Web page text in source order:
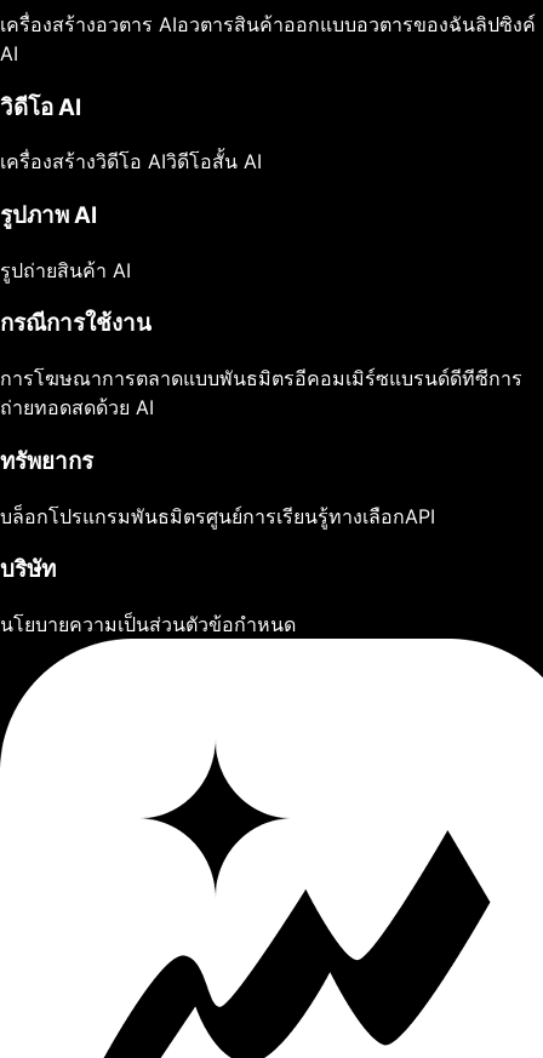
เครื่องสร้างอวตาร AIอวตารสินค้าออกแบบอวตารของฉันลิปซิงค์
AI
วิดีโอ AI
เครื่องสร้างวิดีโอ AIวิดีโอสั้น AI
รูปภาพ AI
รูปถ่ายสินค้า AI
กรณีการใช้งาน
การโฆษณาการตลาดแบบพันธมิตรอีคอมเมิร์ซแบรนด์ดีทีซีการ
ถ่ายทอดสดด้วย AI
ทรัพยากร
บล็อกโปรแกรมพันธมิตรศูนย์การเรียนรู้ทางเลือกAPI
บริษัท
นโยบายความเป็นส่วนตัวข้อกำหนด